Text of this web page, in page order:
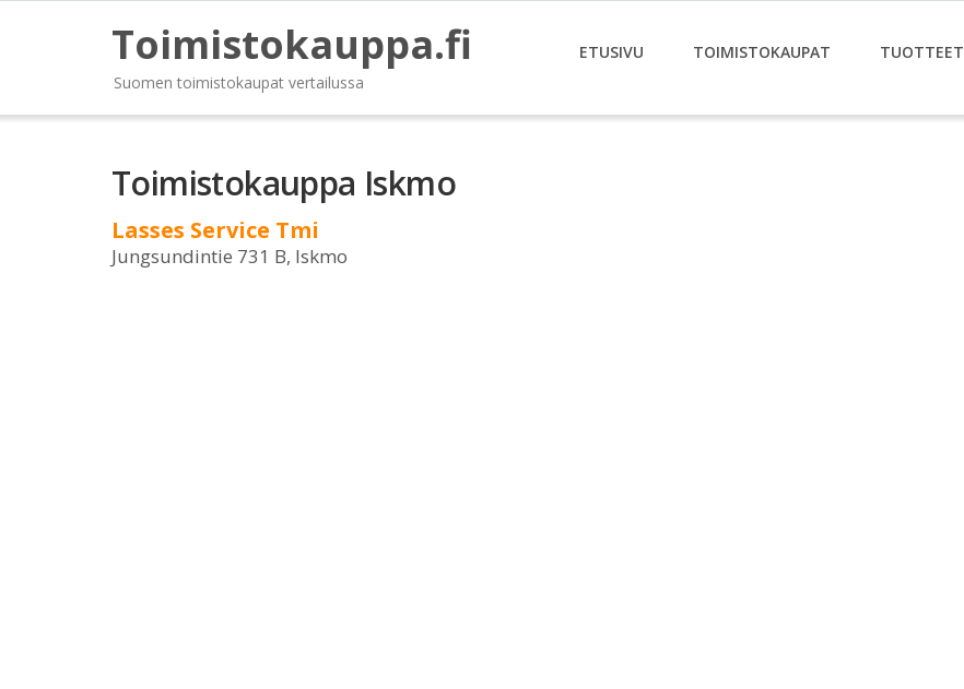
Toimistokauppa.fi
Suomen toimistokaupat vertailussa
ETUSIVU TOIMISTOKAUPAT TUOTTEET
Toimistokauppa Iskmo
Lasses Service Tmi
Jungsundintie 731 B, Iskmo